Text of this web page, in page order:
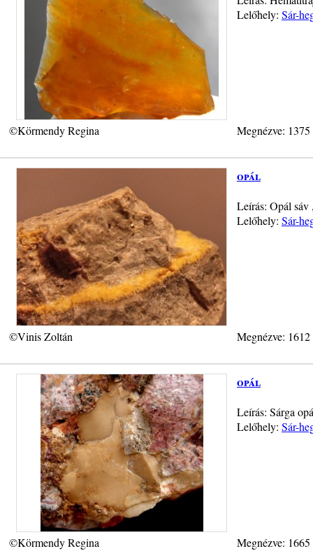
Lelőhely: Sár-
©Körmendy Regina Megnézve:
opál
Leírás: Opál sáv
Lelőhely: Sár-
©Vinis Zoltán Megnézve:
opál
Leírás: Sárga
Lelőhely: Sár-
©Körmendy Regina Megnézve: